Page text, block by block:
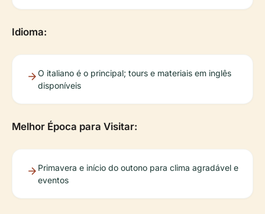
Idioma:
O italiano é o principal; tours e materiais em inglês
disponíveis
Melhor Época para Visitar:
Primavera e início do outono para clima agradável e
eventos